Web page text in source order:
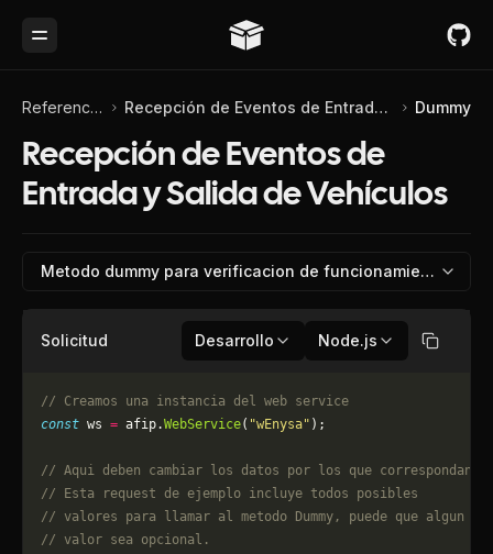
Toggle Menu
Referencia de API Recepción de Eventos de Entrada y Salida de Vehículos Dummy
Recepción de Eventos de
Entrada y Salida de Vehículos
Metodo dummy para verificacion de funcionamiento
Solicitud Desarrollo Node.js Copiar
// Creamos una instancia del web service
const ws = afip.WebService( "wEnysa" );
// Aqui deben cambiar los datos por los que correspondan.
// Esta request de ejemplo incluye todos posibles
// valores para llamar al metodo Dummy, puede que algun
// valor sea opcional.